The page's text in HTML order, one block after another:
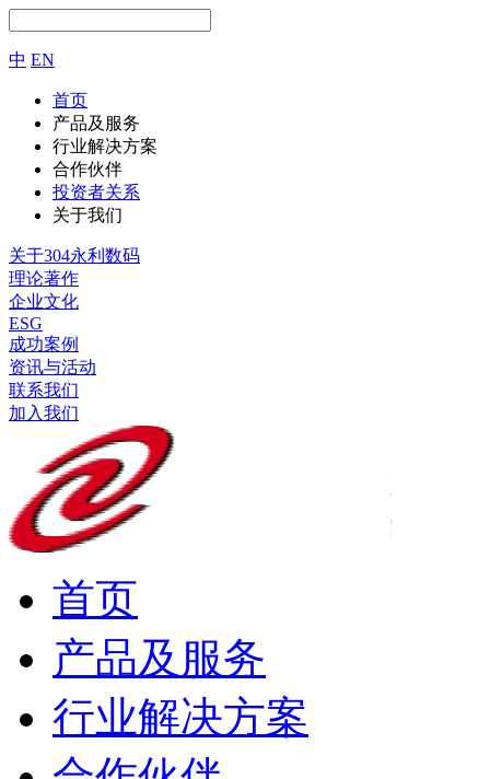
中 EN
首页
产品及服务
行业解决方案
合作伙伴
投资者关系
关于我们
关于304永利数码
理论著作
企业文化
ESG
成功案例
资讯与活动
联系我们
加入我们
首页
产品及服务
行业解决方案